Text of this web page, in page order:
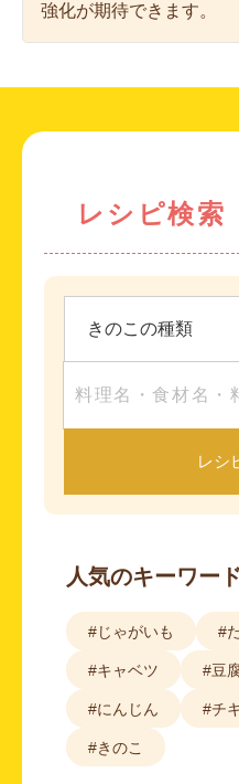
強化が期待できます。
レシピ検索
レシ
人気のキーワー
#じゃがいも #
#キャベツ #豆
#にんじん #チ
#きのこ